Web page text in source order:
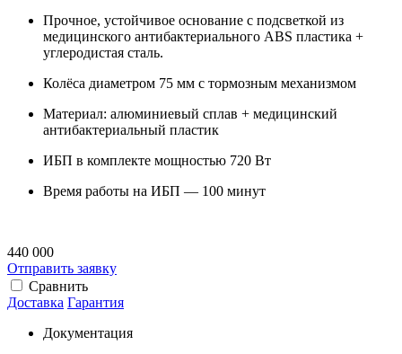
Прочное, устойчивое основание с подсветкой из
медицинского антибактериального ABS пластика +
углеродистая сталь.
Колёса диаметром 75 мм с тормозным механизмом
Материал: алюминиевый сплав + медицинский
антибактериальный пластик
ИБП в комплекте мощностью 720 Вт
Время работы на ИБП — 100 минут
440 000
Отправить заявку
Сравнить
Доставка Гарантия
Документация